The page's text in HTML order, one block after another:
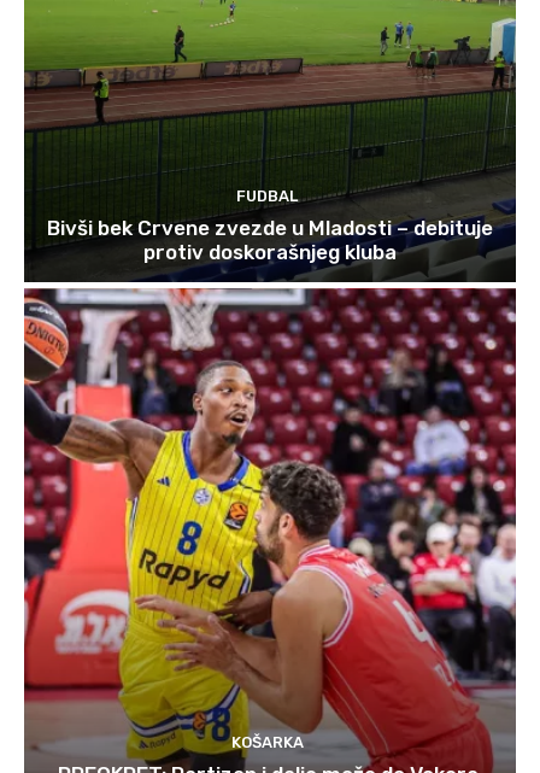
FUDBAL
Bivši bek Crvene zvezde u Mladosti – debituje
protiv doskorašnjeg kluba
KOŠARKA